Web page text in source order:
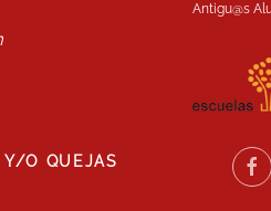
Y/O QUEJAS
Antigu@s